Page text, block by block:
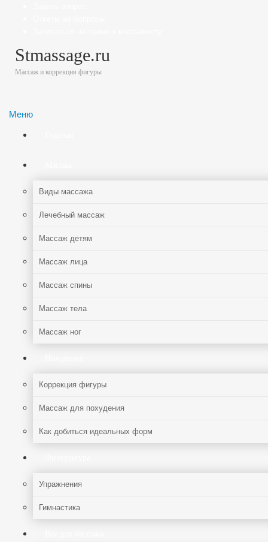
Stmassage.ru
Массаж и коррекция фигуры
Меню
Виды массажа
Лечебный массаж
Массаж детям
Массаж лица
Массаж спины
Массаж тела
Массаж ног
Коррекция фигуры
Массаж для похудения
Как добиться идеальных форм
Упражнения
Гимнастика